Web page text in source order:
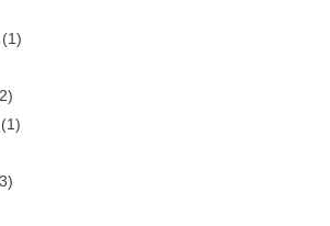
(1)
(1)